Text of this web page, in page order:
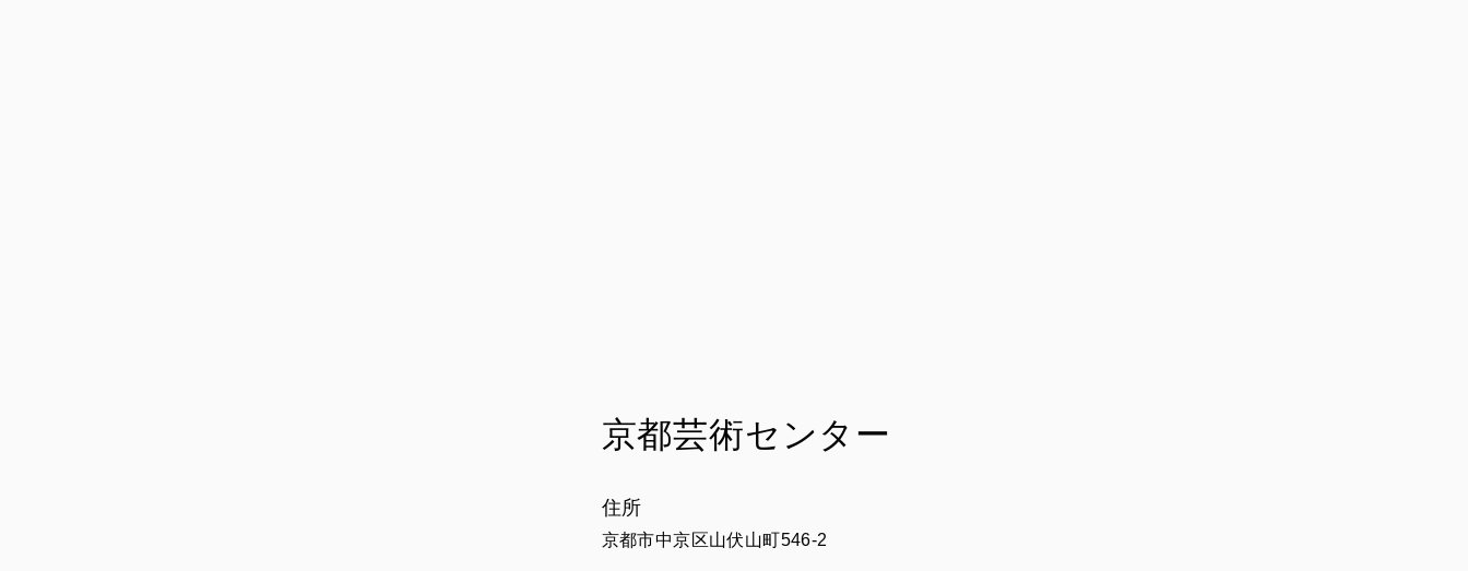
京都芸術センター
住所
京都市中京区山伏山町546-2